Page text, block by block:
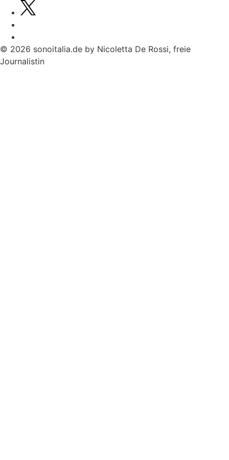
© 2026 sonoitalia.de by Nicoletta De Rossi, freie
Journalistin